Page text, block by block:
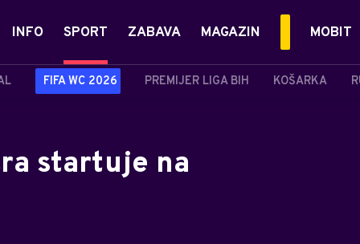
INFO SPORT
FIFA WC 2026 PREMIJER LIGA BIH KOŠARKA
ZABAVA MAGAZIN MOBIT
startuje na